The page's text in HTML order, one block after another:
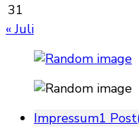
31
« Juli
Impressum1